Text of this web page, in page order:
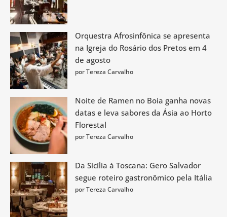
Orquestra Afrosinfônica se apresenta
na Igreja do Rosário dos Pretos em 4
de agosto
por Tereza Carvalho
Noite de Ramen no Boia ganha novas
datas e leva sabores da Ásia ao Horto
Florestal
por Tereza Carvalho
Da Sicília à Toscana: Gero Salvador
segue roteiro gastronômico pela Itália
por Tereza Carvalho